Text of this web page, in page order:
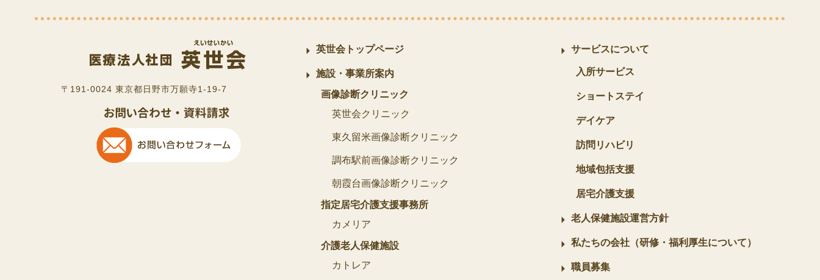
〒191-0024 東京都日野市万願寺1-19-7
英世会トップページ
施設・事業所案内
画像診断クリニック
英世会クリニック
東久留米画像診断クリニック
調布駅前画像診断クリニック
朝霞台画像診断クリニック
指定居宅介護支援事務所
カメリア
介護老人保健施設
カトレア
サービスについて
入所サービス
ショートステイ
デイケア
訪問リハビリ
地域包括支援
居宅介護支援
老人保健施設運営方針
私たちの会社（研修・福利厚生について）
職員募集